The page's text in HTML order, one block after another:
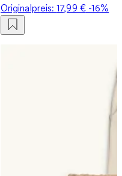
Originalpreis:17,99 €-16%